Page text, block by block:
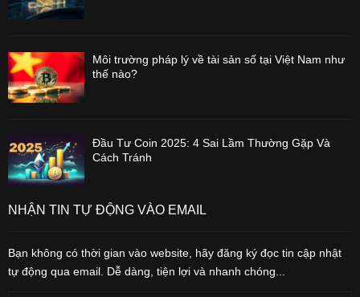
Môi trường pháp lý về tài sản số tại Việt Nam như
thế nào?
Đầu Tư Coin 2025: 4 Sai Lầm Thường Gặp Và
Cách Tránh
NHẬN TIN TỰ ĐỘNG VÀO EMAIL
Bạn không có thời gian vào website, hãy đăng ký đọc tin cập nhật
tự động qua email. Dễ dàng, tiện lợi và nhanh chóng...